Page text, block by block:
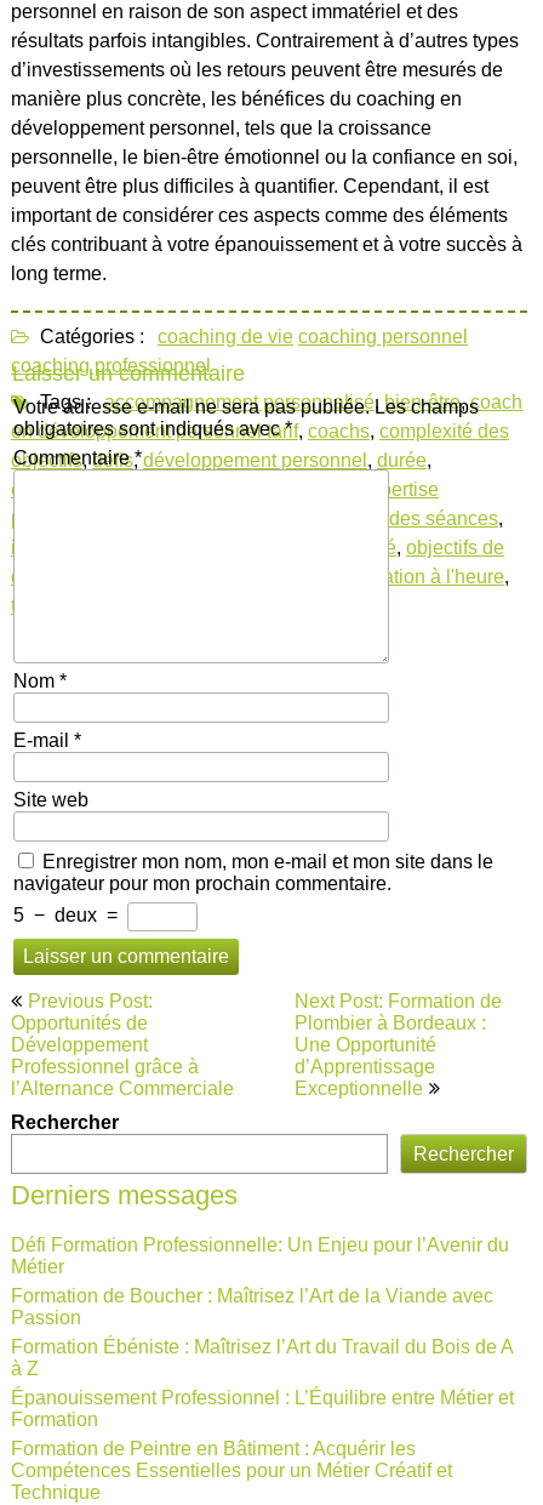
personnel en raison de son aspect immatériel et des
résultats parfois intangibles. Contrairement à d’autres types
d’investissements où les retours peuvent être mesurés de
manière plus concrète, les bénéfices du coaching en
développement personnel, tels que la croissance
personnelle, le bien-être émotionnel ou la confiance en soi,
peuvent être plus difficiles à quantifier. Cependant, il est
important de considérer ces aspects comme des éléments
clés contribuant à votre épanouissement et à votre succès à
long terme.
Catégories : coaching de vie coaching personnel
coaching professionnel
Tags : accompagnement personnalisé, bien-être,coach
en développement personnel tarif, coachs, complexité des
objectifs,défis,développement personnel , durée,
épanouissement personnel
expertise
professionnelle
fréquence des séances,
investissement
notoriété, objectifs de
développement personnel
tarification à l'heure,
tarification au forfait
Laisser un commentaire
Votre adresse e-mail ne sera pas publiée. Les champs
obligatoires sont indiqués avec*
Commentaire*
Nom *
E-mail *
Site web
Enregistrer mon nom, mon e-mail et mon site dans le
navigateur pour mon prochain commentaire.
5 − deux =
Navigation
de
l’article
Previous Post:
Opportunités de
Développement
Professionnel grâce à
l’Alternance Commerciale
Next Post: Formation de
Plombier à Bordeaux :
Une Opportunité
d’Apprentissage
Exceptionnelle
Rechercher
Rechercher
Derniers messages
Défi Formation Professionnelle: Un Enjeu pour l’Avenir du
Métier
Formation de Boucher : Maîtrisez l’Art de la Viande avec
Passion
Formation Ébéniste : Maîtrisez l’Art du Travail du Bois de A
à Z
Épanouissement Professionnel : L’Équilibre entre Métier et
Formation
Formation de Peintre en Bâtiment : Acquérir les
Compétences Essentielles pour un Métier Créatif et
Technique